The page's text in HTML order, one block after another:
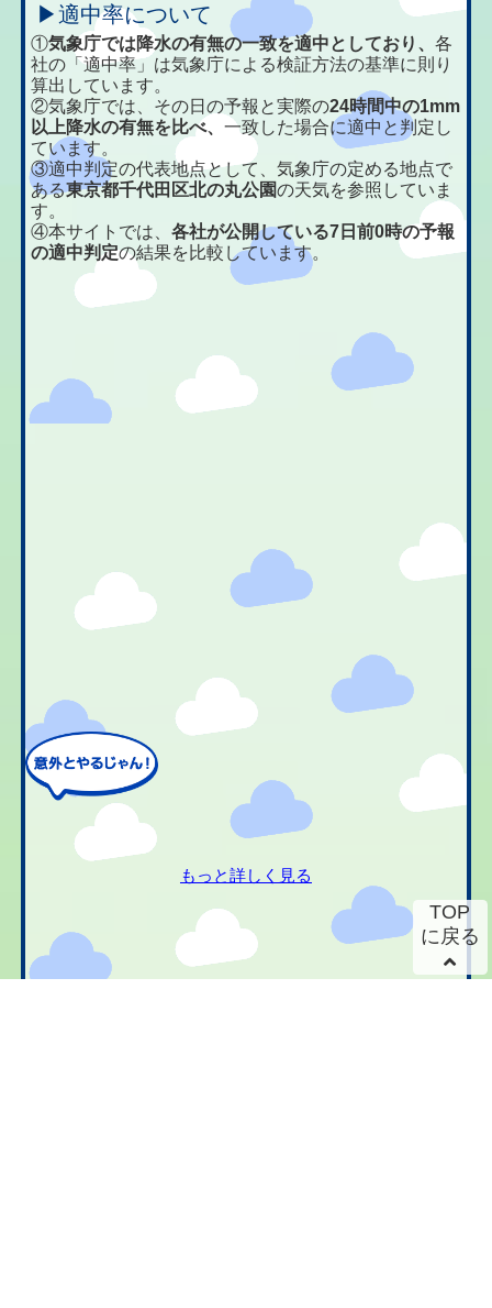
▶適中率について
①気象庁では降水の有無の一致を適中としており、各
社の「適中率」は気象庁による検証方法の基準に則り
算出しています。
②気象庁では、その日の予報と実際の24時間中の1mm
以上降水の有無を比べ、一致した場合に適中と判定し
ています。
③適中判定の代表地点として、気象庁の定める地点で
ある東京都千代田区北の丸公園の天気を参照していま
す。
④本サイトでは、各社が公開している7日前0時の予報
の適中判定の結果を比較しています。
もっと詳しく見る
TOP
に戻る